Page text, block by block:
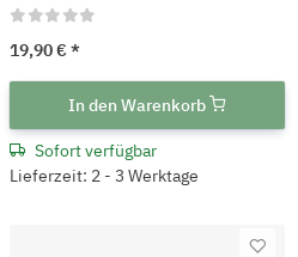
19,90 €*
In den Warenkorb
Sofort verfügbar
Lieferzeit: 2 - 3 Werktage